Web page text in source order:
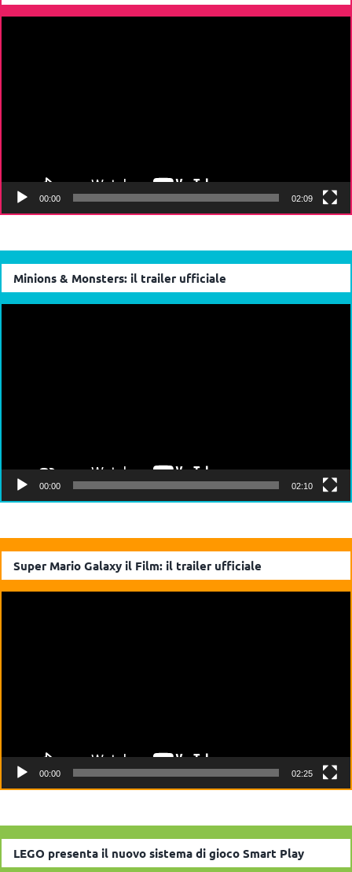
00:00 02:09
Minions & Monsters: il trailer ufficiale
00:00 02:10
Super Mario Galaxy il Film: il trailer ufficiale
00:00 02:25
LEGO presenta il nuovo sistema di gioco Smart Play